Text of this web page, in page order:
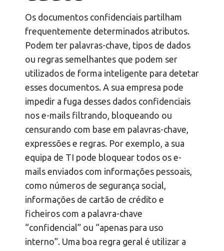
Os documentos confidenciais partilham
frequentemente determinados atributos.
Podem ter palavras-chave, tipos de dados
ou regras semelhantes que podem ser
utilizados de forma inteligente para detetar
esses documentos. A sua empresa pode
impedir a fuga desses dados confidenciais
nos e-mails filtrando, bloqueando ou
censurando com base em palavras-chave,
expressões e regras. Por exemplo, a sua
equipa de TI pode bloquear todos os e-
mails enviados com informações pessoais,
como números de segurança social,
informações de cartão de crédito e
ficheiros com a palavra-chave
“confidencial” ou “apenas para uso
interno”. Uma boa regra geral é utilizar a